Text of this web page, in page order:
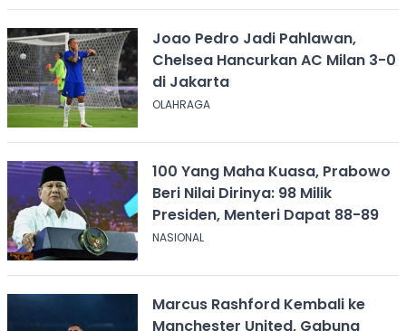
Joao Pedro Jadi Pahlawan,
Chelsea Hancurkan AC Milan 3-0
di Jakarta
OLAHRAGA
100 Yang Maha Kuasa, Prabowo
Beri Nilai Dirinya: 98 Milik
Presiden, Menteri Dapat 88-89
NASIONAL
Marcus Rashford Kembali ke
Manchester United, Gabung